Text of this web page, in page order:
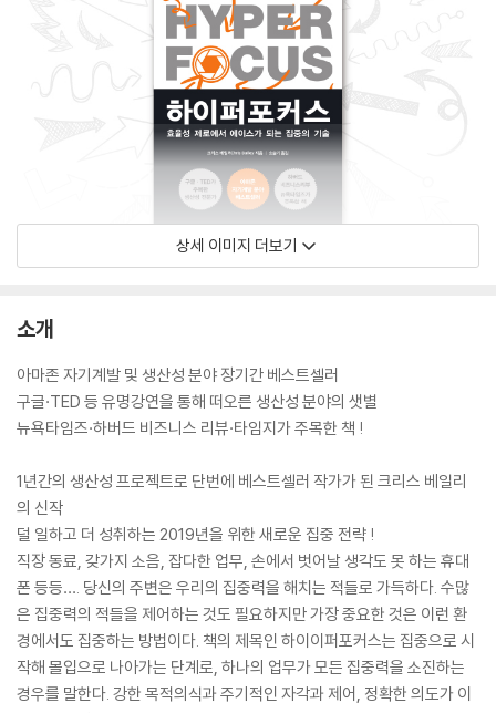
상세 이미지 더보기
소개
아마존 자기계발 및 생산성 분야 장기간 베스트셀러
구글·TED 등 유명강연을 통해 떠오른 생산성 분야의 샛별
뉴욕타임즈·하버드 비즈니스 리뷰·타임지가 주목한 책 !
1년간의 생산성 프로젝트로 단번에 베스트셀러 작가가 된 크리스 베일리
의 신작
덜 일하고 더 성취하는 2019년을 위한 새로운 집중 전략 !
직장 동료, 갖가지 소음, 잡다한 업무, 손에서 벗어날 생각도 못 하는 휴대
폰 등등…. 당신의 주변은 우리의 집중력을 해치는 적들로 가득하다. 수많
은 집중력의 적들을 제어하는 것도 필요하지만 가장 중요한 것은 이런 환
경에서도 집중하는 방법이다. 책의 제목인 하이이퍼포커스는 집중으로 시
작해 몰입으로 나아가는 단계로, 하나의 업무가 모든 집중력을 소진하는
경우를 말한다. 강한 목적의식과 주기적인 자각과 제어, 정확한 의도가 이